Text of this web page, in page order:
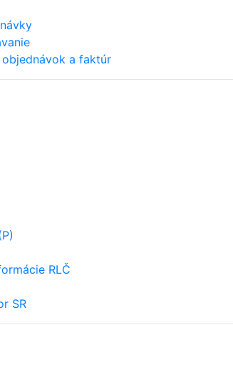
objednávok a faktúr
RLČ
SR